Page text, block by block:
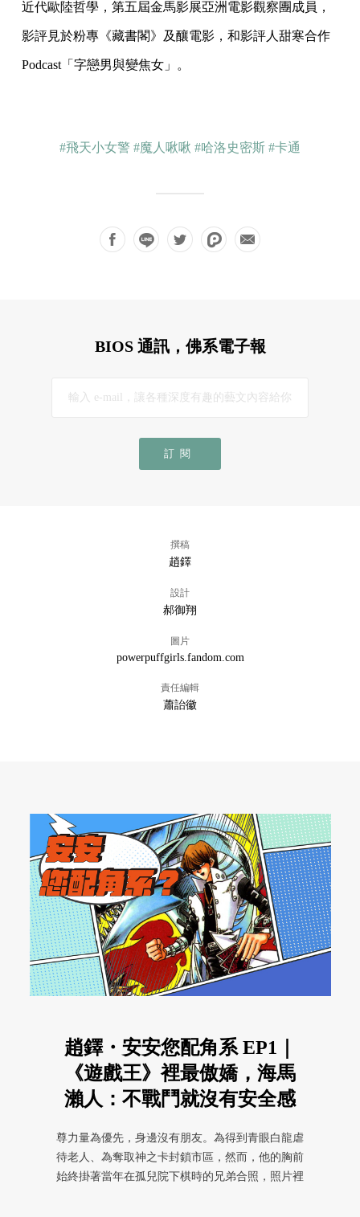
近代歐陸哲學，第五屆金馬影展亞洲電影觀察團成員，
影評見於粉專《藏書閣》及釀電影，和影評人甜寒合作
Podcast「字戀男與變焦女」。
#飛天小女警 #魔人啾啾 #哈洛史密斯 #卡通
BIOS 通訊，佛系電子報
訂閱
撰稿
趙鐸
設計
郝御翔
圖片
powerpuffgirls.fandom.com
責任編輯
蕭詒徽
趙鐸・安安您配角系 EP1｜
《遊戲王》裡最傲嬌，海馬
瀨人：不戰鬥就沒有安全感
尊力量為優先，身邊沒有朋友。為得到青眼白龍虐
待老人、為奪取神之卡封鎖市區，然而，他的胸前
始終掛著當年在孤兒院下棋時的兄弟合照，照片裡